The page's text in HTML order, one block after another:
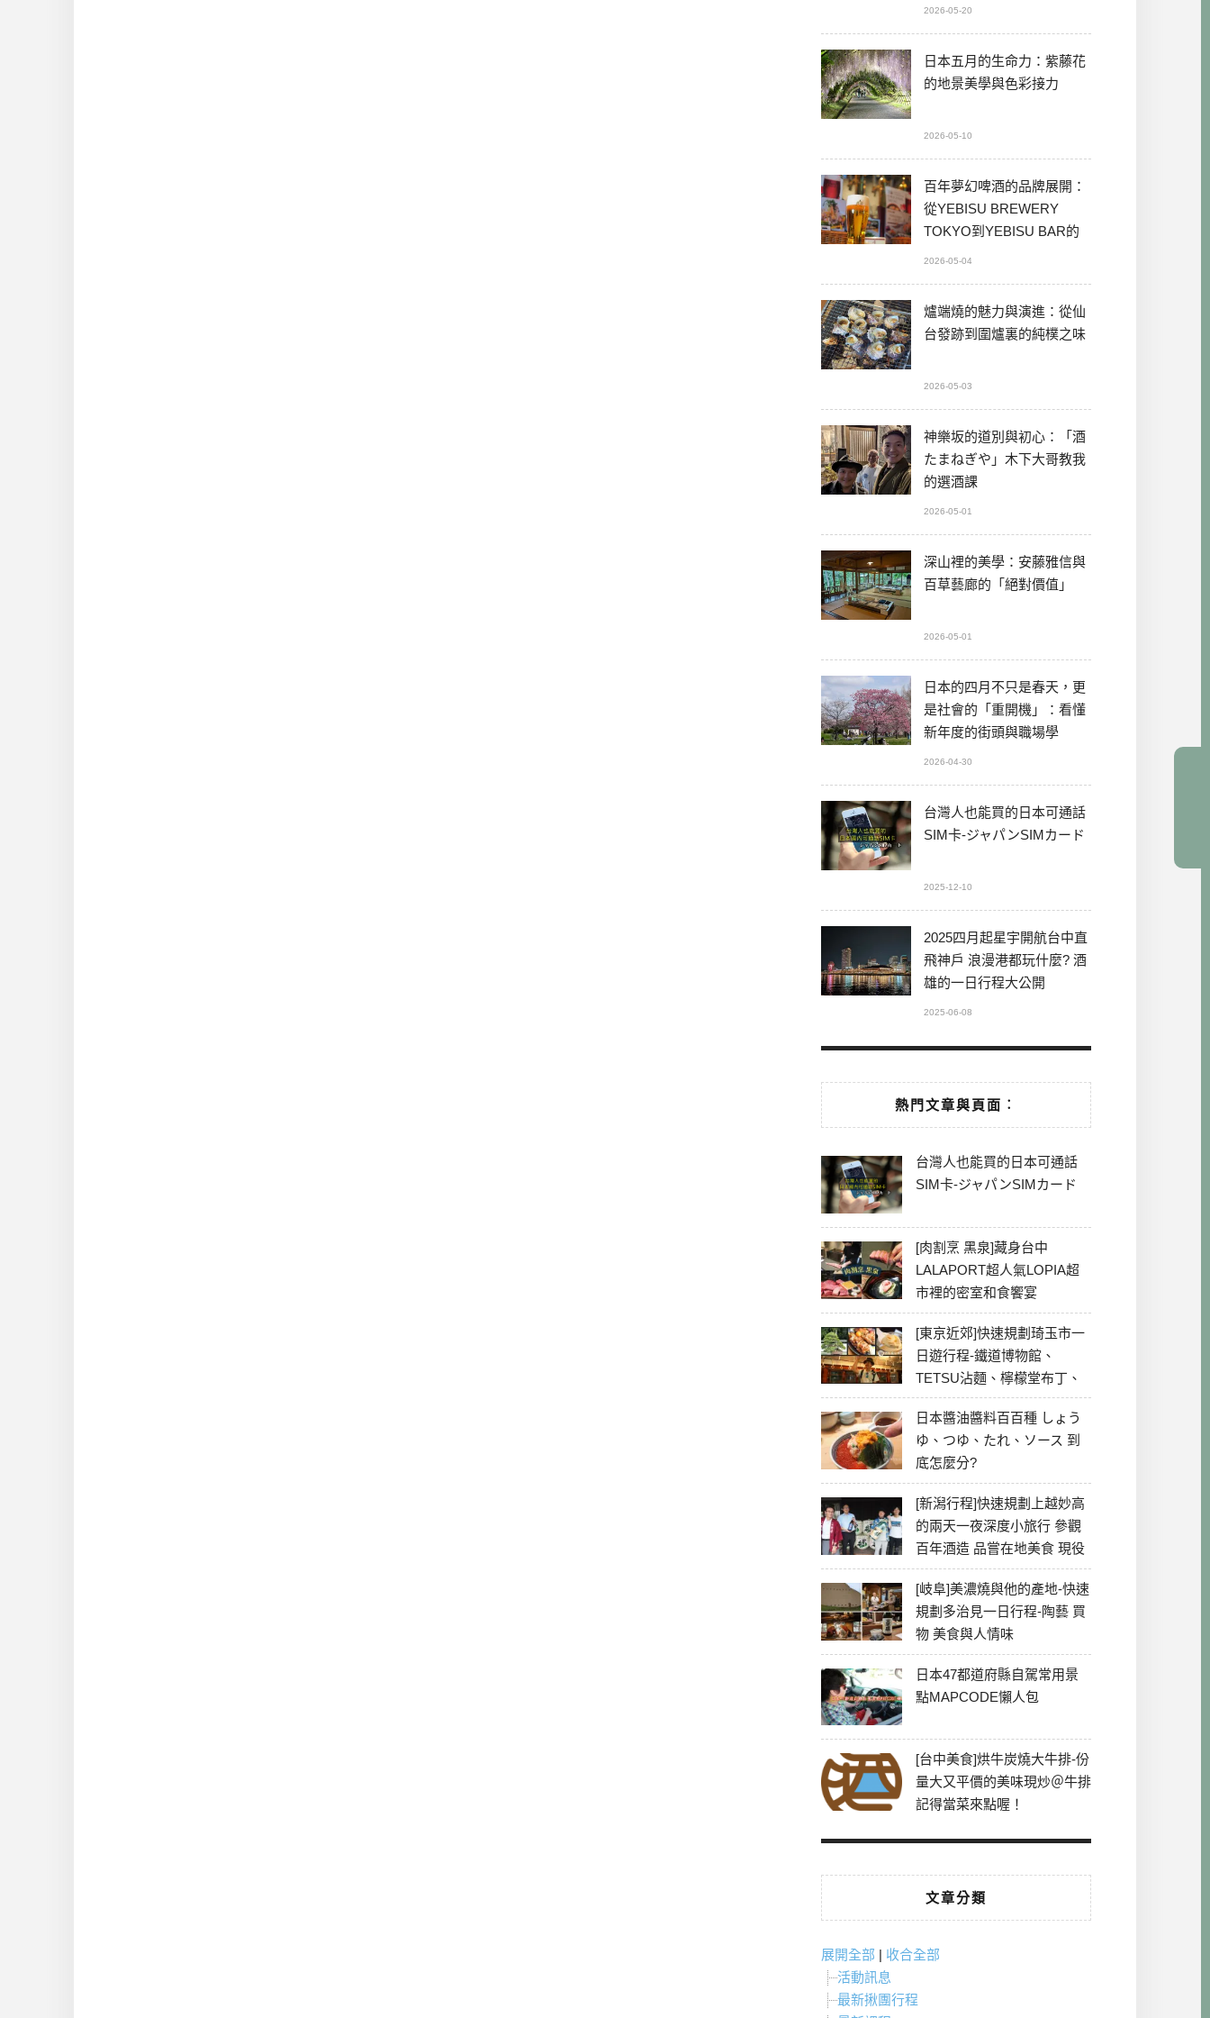
2026-05-20
日本五月的生命力：紫藤花
的地景美學與色彩接力
2026-05-10
百年夢幻啤酒的品牌展開：
從YEBISU BREWERY
TOKYO到YEBISU BAR的
2026-05-04
爐端燒的魅力與演進：從仙
台發跡到圍爐裏的純樸之味
2026-05-03
神樂坂的道別與初心：「酒
たまねぎや」木下大哥教我
的選酒課
2026-05-01
深山裡的美學：安藤雅信與
百草藝廊的「絕對價值」
2026-05-01
日本的四月不只是春天，更
是社會的「重開機」：看懂
新年度的街頭與職場學
2026-04-30
台灣人也能買的日本可通話
SIM卡-ジャパンSIMカード
2025-12-10
2025四月起星宇開航台中直
飛神戶 浪漫港都玩什麼? 酒
雄的一日行程大公開
2025-06-08
熱門文章與頁面︰
台灣人也能買的日本可通話
SIM卡-ジャパンSIMカード
[肉割烹 黑泉]藏身台中
LALAPORT超人氣LOPIA超
市裡的密室和食饗宴
[東京近郊]快速規劃琦玉市一
日遊行程-鐵道博物館、
TETSU沾麵、檸檬堂布丁、
冰川神社、美食彙整
日本醬油醬料百百種 しょう
ゆ、つゆ、たれ、ソース 到
底怎麼分?
[新潟行程]快速規劃上越妙高
的兩天一夜深度小旅行 參觀
百年酒造 品嘗在地美食 現役
最老牌電影院
[岐阜]美濃燒與他的產地-快速
規劃多治見一日行程-陶藝 買
物 美食與人情味
日本47都道府縣自駕常用景
點MAPCODE懶人包
[台中美食]烘牛炭燒大牛排-份
量大又平價的美味現炒＠牛排
記得當菜來點喔！
文章分類
展開全部 | 收合全部
活動訊息
最新揪團行程